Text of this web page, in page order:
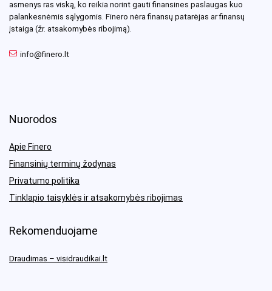
asmenys ras viską, ko reikia norint gauti finansines paslaugas kuo
palankesnėmis sąlygomis. Finero nėra finansų patarėjas ar finansų
įstaiga (žr. atsakomybės ribojimą).
info@finero.lt
Nuorodos
Apie Finero
Finansinių terminų žodynas
Privatumo politika
Tinklapio taisyklės ir atsakomybės ribojimas
Rekomenduojame
Draudimas – visidraudikai.lt